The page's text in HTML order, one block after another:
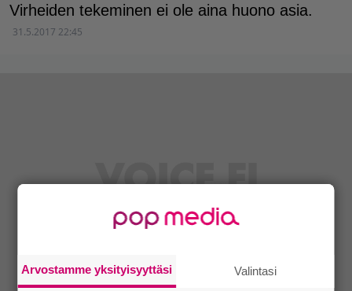
Virheiden tekeminen ei ole aina huono asia.
31.5.2017 22:45
Arvostamme yksityisyyttäsi Valintasi